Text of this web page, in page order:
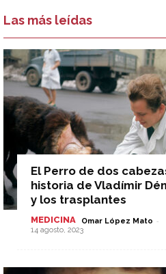
Las más leídas
El Perro de dos
historia de Vladímir
y los trasplantes
MEDICINA Omar López Mato -
14 agosto, 2023